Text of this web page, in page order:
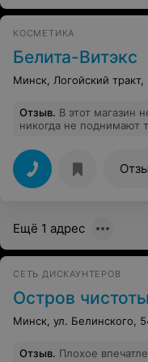
КОСМЕТИКА
Белита-Витэкс
Минск, Логойский тракт,
Отзыв. В этот магазин
никогда не поднимают
Ещё 1 адрес
СЕТЬ ДИСКАУНТЕРОВ
Остров чистоты
Минск, ул. Белинского,
Отзыв. Плохое